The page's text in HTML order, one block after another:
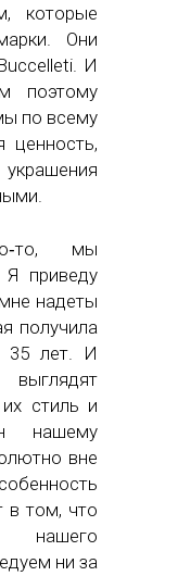
которые
Они
И
поэтому
по всему
ценность,
мы
Я приведу
надеты
получила
35 лет. И
стиль и
нашему
вне
в том, что
нашего
ни за